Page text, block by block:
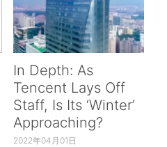
In Depth: As
Tencent Lays Off
Staff, Is Its ‘Winter’
Approaching?
2022年04月01日